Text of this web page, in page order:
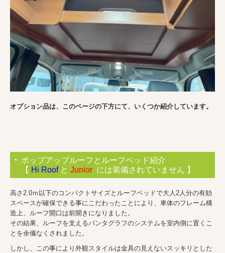
オプション品は、このページの下方にて、いくつか紹介しています。
ポップアップルーフとルーフベッド紹介
【 Hi Roof と Junior には装備されていません 】
高さ2.0ｍ以下のコンパクトサイズとルーフベッドで大人2人分の有効
スペースが確保できる事にこだわったことにより、車体のフレーム構
造上、ルーフ開口は前開きになりました。
その結果、ルーフを支えるパンタグラフのシステムを室内側に置くこ
とを余儀なくされました。
しかし、この事により外観スタイルは金具の見えないスッキリとした